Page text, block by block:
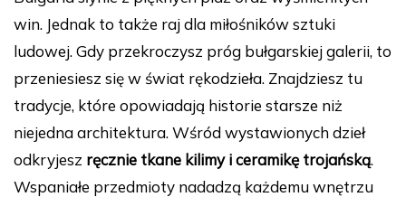
win. Jednak to także raj dla miłośników sztuki
ludowej. Gdy przekroczysz próg bułgarskiej galerii, to
przeniesiesz się w świat rękodzieła. Znajdziesz tu
tradycje, które opowiadają historie starsze niż
niejedna architektura. Wśród wystawionych dzieł
odkryjesz ręcznie tkane kilimy i ceramikę trojańską.
Wspaniałe przedmioty nadadzą każdemu wnętrzu